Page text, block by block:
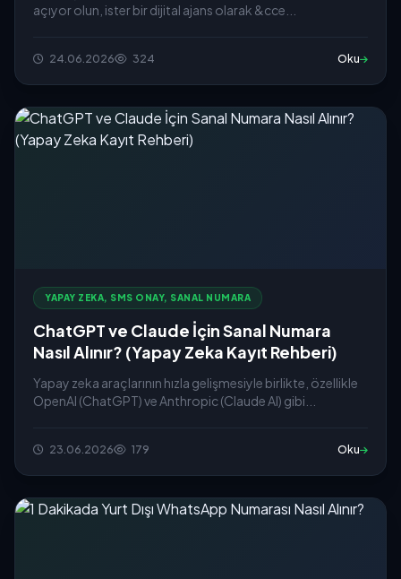
açıyor olun, ister bir dijital ajans olarak &cce...
24.06.2026 324 Oku
YAPAY ZEKA, SMS ONAY, SANAL NUMARA
ChatGPT ve Claude İçin Sanal Numara
Nasıl Alınır? (Yapay Zeka Kayıt Rehberi)
Yapay zeka araçlarının hızla gelişmesiyle birlikte, özellikle
OpenAI (ChatGPT) ve Anthropic (Claude AI) gibi...
23.06.2026 179 Oku